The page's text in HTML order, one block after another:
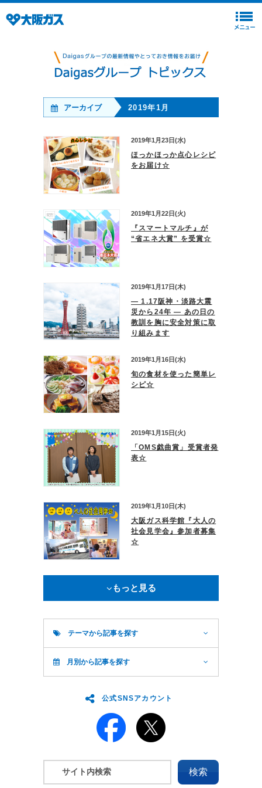
アーカイブ 2019年1月
2019年1月23日(水)
ほっかほっか点心レシピ
をお届け☆
2019年1月22日(火)
『スマートマルチ』が
“省エネ大賞” を受賞☆
2019年1月17日(木)
― 1.17阪神・淡路大震
災から24年 ― あの日の
教訓を胸に安全対策に取
り組みます
2019年1月16日(水)
旬の食材を使った簡単レ
シピ☆
2019年1月15日(火)
「OMS戯曲賞」受賞者発
表☆
2019年1月10日(木)
大阪ガス科学館『大人の
社会見学会』参加者募集
☆
もっと見る
テーマから記事を探す
月別から記事を探す
公式SNSアカウント